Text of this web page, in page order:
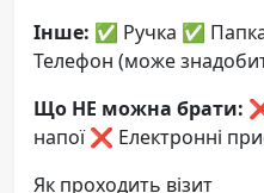
Інше: ✅ Ручка ✅
Телефон (може
Що НЕ можна брати:
напої ❌ Електронні
Як проходить візит